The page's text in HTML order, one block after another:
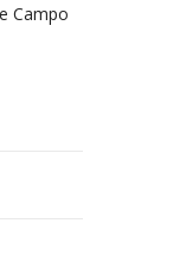
Revista
Campo